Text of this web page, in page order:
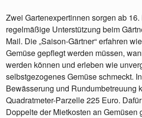
Zwei Gartenexpertinnen sorgen ab
regelmäßige Unterstützung beim
Mail. Die „Saison-Gärtner“ erfahren
Gemüse gepflegt werden müssen,
werden können und erleben wie
selbstgezogenes Gemüse schmeckt.
Bewässerung und Rundumbetreuung
Quadratmeter-Parzelle 225 Euro.
Doppelte der Mietkosten an Gemüsen